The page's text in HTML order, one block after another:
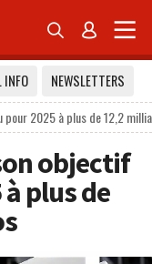
 
INFO
NEWSLETTERS
2025 à plus de 12,2
objectif
plus de